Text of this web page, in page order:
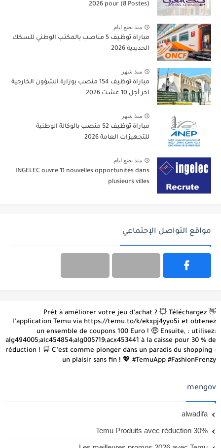
2026 pour (8 Postes)
منذ بضع ايام
مباراة توظيف 5 مناصب بالمكتب الوطني للسكك
الحديدية 2026
منذ شهر
مباراة توظيف 154 منصب بوزارة الشؤون الخارجية
آخر أجل 10 غشت 2026
منذ شهر
مباراة توظيف 52 منصب بالوكالة الوطنية
للتجهيزات العامة 2026
منذ بضع ايام
INGELEC ouvre 11 nouvelles opportunités dans
plusieurs villes
مواقع التواصل الإجتماعي
👋 Prêt à améliorer votre jeu d’achat ? 💥 Téléchargez
l’application Temu via https://temu.to/k/ekxpj4yyo5i et obtenez
un ensemble de coupons 100 Euro ! 🤑 Ensuite, : utilisez:
alg494005;alc454854;alg005719;acx453441 à la caisse pour 30 % de
réduction ! 🛒 C’est comme plonger dans un paradis du shopping -
un plaisir sans fin ! 💖 #TemuApp #FashionFrenzy
mengov
alwadifa
Temu Produits avec réduction 30%